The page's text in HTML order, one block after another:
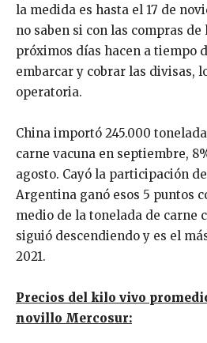
la medida es hasta el 17 de
no saben si con las compras de
próximos días hacen a tiempo
embarcar y cobrar las divisas,
operatoria.
China importó 245.000
carne vacuna en septiembre,
agosto. Cayó la participación
Argentina ganó esos 5 puntos
medio de la tonelada de carne
siguió descendiendo y es el
2021.
Precios del kilo vivo
novillo Mercosur: